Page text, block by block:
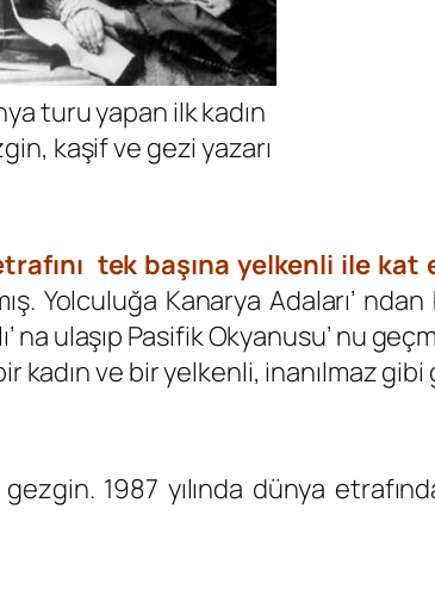
turu yapan ilk kadın
kaşif ve gezi yazarı
tek başına yelkenli ile kat
Yolculuğa Kanarya Adaları’
na ulaşıp Pasifik Okyanusu’ nu
kadın ve bir yelkenli, inanılmaz
1987 yılında dünya